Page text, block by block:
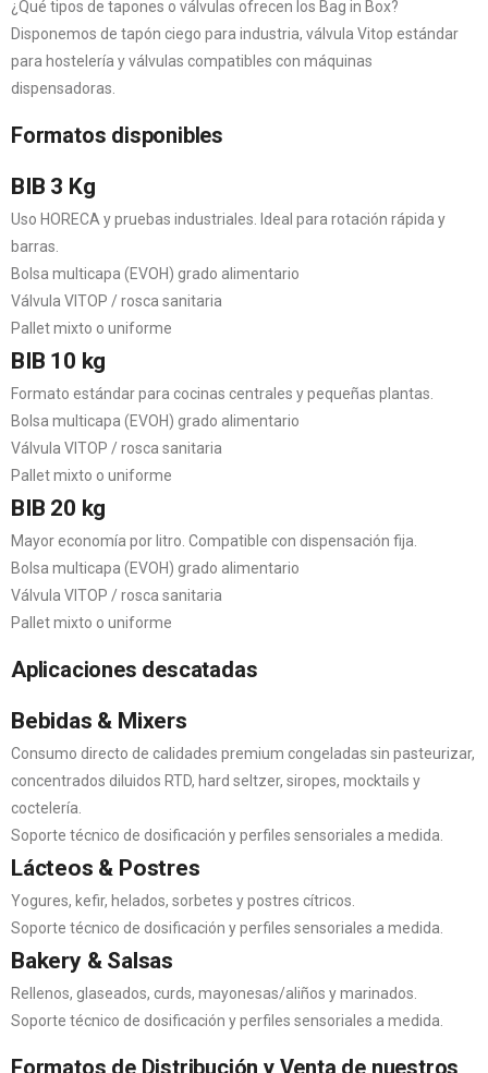
¿Qué tipos de tapones o válvulas ofrecen los Bag in Box?
Disponemos de tapón ciego para industria, válvula Vitop estándar
para hostelería y válvulas compatibles con máquinas
dispensadoras.
Formatos disponibles
BIB 3 Kg
Uso HORECA y pruebas industriales. Ideal para rotación rápida y
barras.
Bolsa multicapa (EVOH) grado alimentario
Válvula VITOP / rosca sanitaria
Pallet mixto o uniforme
BIB 10 kg
Formato estándar para cocinas centrales y pequeñas plantas.
Bolsa multicapa (EVOH) grado alimentario
Válvula VITOP / rosca sanitaria
Pallet mixto o uniforme
BIB 20 kg
Mayor economía por litro. Compatible con dispensación fija.
Bolsa multicapa (EVOH) grado alimentario
Válvula VITOP / rosca sanitaria
Pallet mixto o uniforme
Aplicaciones descatadas
Bebidas & Mixers
Consumo directo de calidades premium congeladas sin pasteurizar,
concentrados diluidos RTD, hard seltzer, siropes, mocktails y
coctelería.
Soporte técnico de dosificación y perfiles sensoriales a medida.
Lácteos & Postres
Yogures, kefir, helados, sorbetes y postres cítricos.
Soporte técnico de dosificación y perfiles sensoriales a medida.
Bakery & Salsas
Rellenos, glaseados, curds, mayonesas/aliños y marinados.
Soporte técnico de dosificación y perfiles sensoriales a medida.
Formatos de Distribución y Venta de nuestros